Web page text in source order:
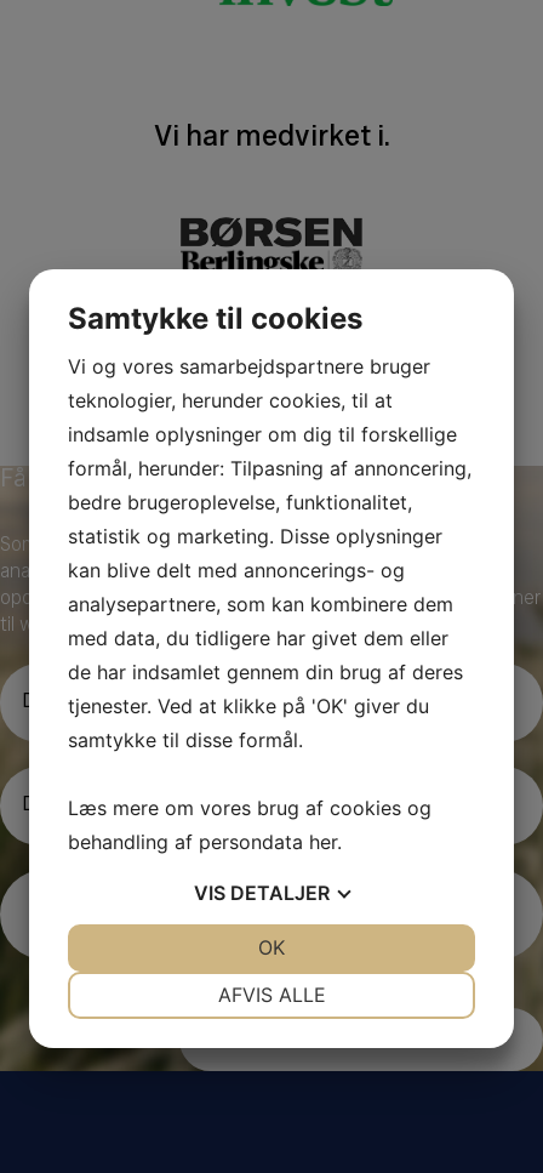
Vi har medvirket i.
Få nyheder fra Optimal Invest
Som abonnent på vores nyhedsbrev modtager du løbende
analyser af situationen på de finansielle markeder incl.
opdateringer om vores investeringsforeninger. Samt invitationer
til webinarer og investormøder.
N
a
v
(P
kr
æ
et
E
-
m
l
Samtykke til cookies
Vi og vores samarbejdspartnere bruger
teknologier, herunder cookies, til at
indsamle oplysninger om dig til forskellige
formål, herunder: Tilpasning af annoncering,
bedre brugeroplevelse, funktionalitet,
statistik og marketing. Disse oplysninger
kan blive delt med annoncerings- og
analysepartnere, som kan kombinere dem
med data, du tidligere har givet dem eller
de har indsamlet gennem din brug af deres
tjenester. Ved at klikke på 'OK' giver du
samtykke til disse formål.
Læs mere om vores brug af cookies og
behandling af persondata her.
VIS DETALJER
MARKETING STATISTIK
AFVIS ALLE
OK